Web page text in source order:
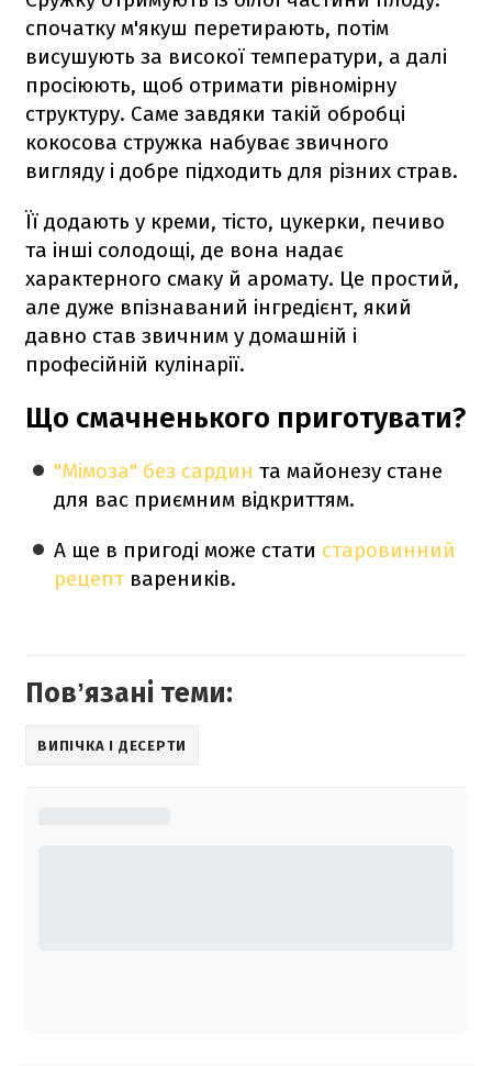
спочатку м'якуш перетирають, потім
висушують за високої температури, а далі
просіюють, щоб отримати рівномірну
структуру. Саме завдяки такій обробці
кокосова стружка набуває звичного
вигляду і добре підходить для різних страв.
Її додають у креми, тісто, цукерки, печиво
та інші солодощі, де вона надає
характерного смаку й аромату. Це простий,
але дуже впізнаваний інгредієнт, який
давно став звичним у домашній і
професійній кулінарії.
Що смачненького приготувати?
"Мімоза" без сардин та майонезу стане
для вас приємним відкриттям.
А ще в пригоді може стати старовинний
рецептвареників.
Повʼязані теми:
ВИПІЧКА І ДЕСЕРТИ